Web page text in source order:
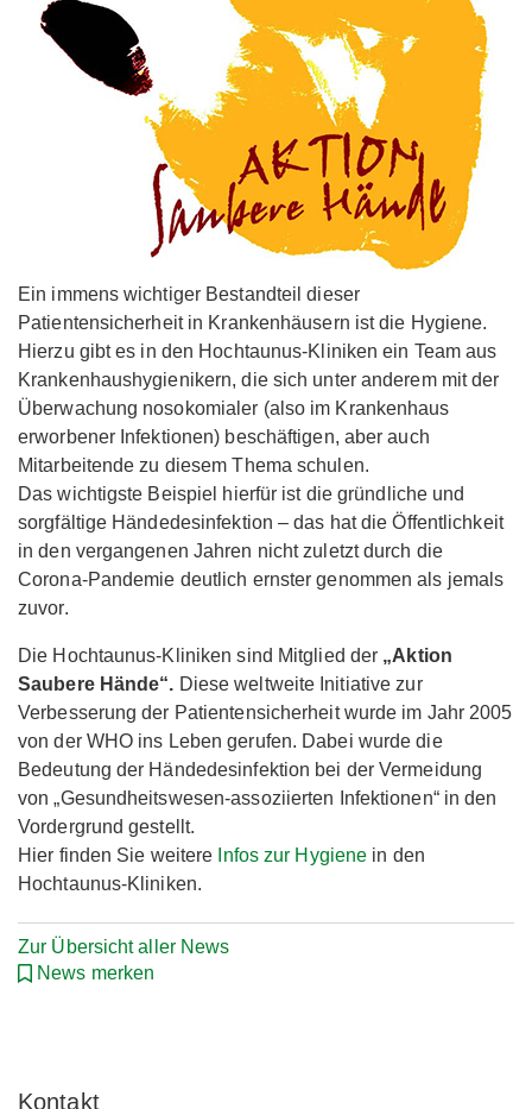
Ein immens wichtiger Bestandteil dieser
Patientensicherheit in Krankenhäusern ist die Hygiene.
Hierzu gibt es in den Hochtaunus-Kliniken ein Team aus
Krankenhaushygienikern, die sich unter anderem mit der
Überwachung nosokomialer (also im Krankenhaus
erworbener Infektionen) beschäftigen, aber auch
Mitarbeitende zu diesem Thema schulen.
Das wichtigste Beispiel hierfür ist die gründliche und
sorgfältige Händedesinfektion – das hat die Öffentlichkeit
in den vergangenen Jahren nicht zuletzt durch die
Corona-Pandemie deutlich ernster genommen als jemals
zuvor.
Die Hochtaunus-Kliniken sind Mitglied der „Aktion
Saubere Hände“. Diese weltweite Initiative zur
Verbesserung der Patientensicherheit wurde im Jahr 2005
von der WHO ins Leben gerufen. Dabei wurde die
Bedeutung der Händedesinfektion bei der Vermeidung
von „Gesundheitswesen-assoziierten Infektionen“ in den
Vordergrund gestellt.
Hier finden Sie weitere Infos zur Hygiene in den
Hochtaunus-Kliniken.
Zur Übersicht aller News
News merken
Kontakt